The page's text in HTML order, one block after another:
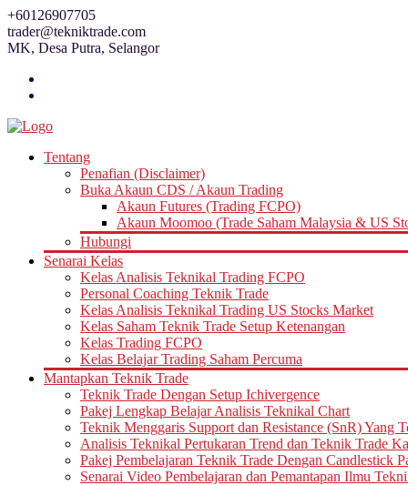
Skip
to
content
+60126907705
trader@tekniktrade.com
MK, Desa Putra, Selangor
Tentang
Penafian (Disclaimer)
Buka Akaun CDS / Akaun Trading
Akaun Futures (Trading FCPO)
Akaun Moomoo (Trade Saham Malaysia & US
Hubungi
Senarai Kelas
Kelas Analisis Teknikal Trading FCPO
Personal Coaching Teknik Trade
Kelas Analisis Teknikal Trading US Stocks Market
Kelas Saham Teknik Trade Setup Ketenangan
Kelas Trading FCPO
Kelas Belajar Trading Saham Percuma
Mantapkan Teknik Trade
Teknik Trade Dengan Setup Ichivergence
Pakej Lengkap Belajar Analisis Teknikal Chart
Teknik Menggaris Support dan Resistance (SnR) Yang
Analisis Teknikal Pertukaran Trend dan Teknik Trade
Pakej Pembelajaran Teknik Trade Dengan Candlestick
Senarai Video Pembelajaran dan Pemantapan Ilmu